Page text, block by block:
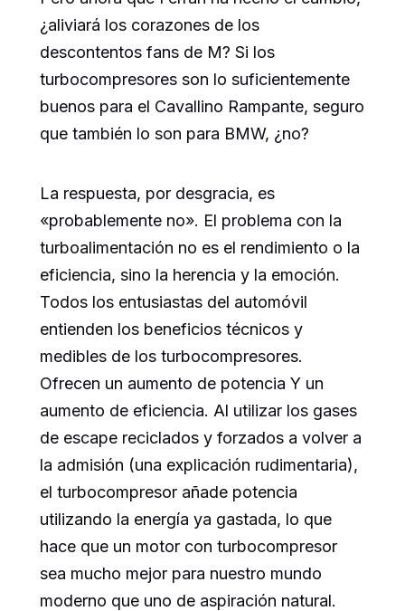
¿aliviará los corazones de los
descontentos fans de M? Si los
turbocompresores son lo suficientemente
buenos para el Cavallino Rampante, seguro
que también lo son para BMW, ¿no?
La respuesta, por desgracia, es
«probablemente no». El problema con la
turboalimentación no es el rendimiento o la
eficiencia, sino la herencia y la emoción.
Todos los entusiastas del automóvil
entienden los beneficios técnicos y
medibles de los turbocompresores.
Ofrecen un aumento de potencia Y un
aumento de eficiencia. Al utilizar los gases
de escape reciclados y forzados a volver a
la admisión (una explicación rudimentaria),
el turbocompresor añade potencia
utilizando la energía ya gastada, lo que
hace que un motor con turbocompresor
sea mucho mejor para nuestro mundo
moderno que uno de aspiración natural.